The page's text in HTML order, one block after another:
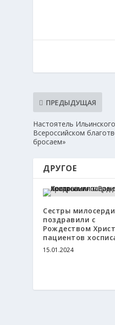
ПРЕДЫДУЩАЯ
Настоятель
Всероссийском
бросаем»
ДРУГОЕ
Сестры
поздравили с
Рождеством
пациентов
15.01.2024